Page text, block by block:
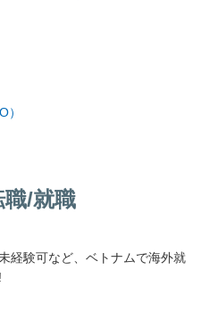
）
/就職
経験可など、ベトナムで海外就